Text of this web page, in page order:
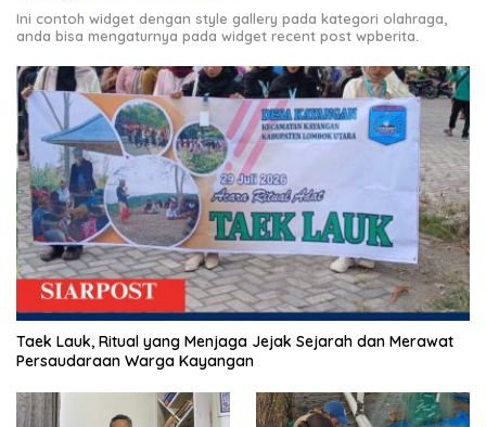
Ini contoh widget dengan style gallery pada kategori olahraga,
anda bisa mengaturnya pada widget recent post wpberita.
Taek Lauk, Ritual yang Menjaga Jejak Sejarah dan Merawat
Persaudaraan Warga Kayangan